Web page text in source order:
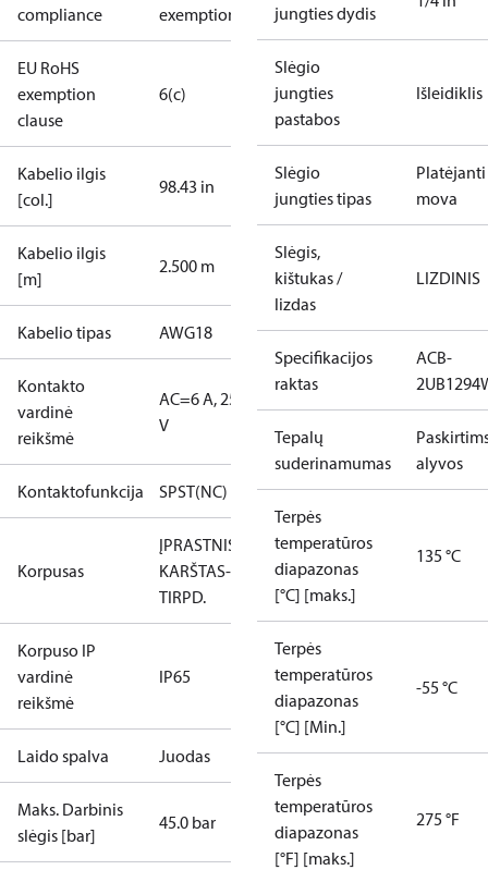
compliance exemptions
EU RoHS
exemption
clause
6(c)
Kabelio ilgis
[col.]
98.43 in
Kabelio ilgis
[m]
2.500 m
Kabelio tipas AWG18
Kontakto
vardinė
reikšmė
AC=6 A, 250
V
Kontaktofunkcija SPST(NC)
Korpusas
ĮPRASTNIS
KARŠTAS-
TIRPD.
Korpuso IP
vardinė
reikšmė
IP65
Laido spalva Juodas
Maks. Darbinis
slėgis [bar]
45.0 bar
jungties dydis
Slėgio
jungties
pastabos
Išleidiklis
Slėgio
jungties tipas
Platėjanti
mova
Slėgis,
kištukas /
lizdas
LIZDINIS
Specifikacijos
raktas
ACB-
Tepalų
suderinamumas
alyvos
Terpės
temperatūros
diapazonas
[°C] [maks.]
135 °C
Terpės
temperatūros
diapazonas
[°C] [Min.]
-55 °C
Terpės
temperatūros
diapazonas
[°F] [maks.]
275 °F